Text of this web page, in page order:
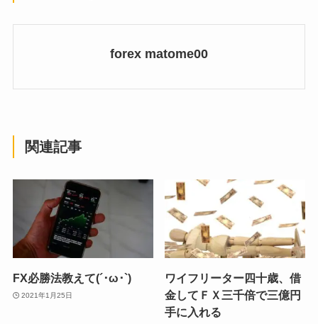
forex matome00
関連記事
FX必勝法教えて(´･ω･`)
2021年1月25日
ワイフリーター四十歳、借
金してＦＸ三千倍で三億円
手に入れる